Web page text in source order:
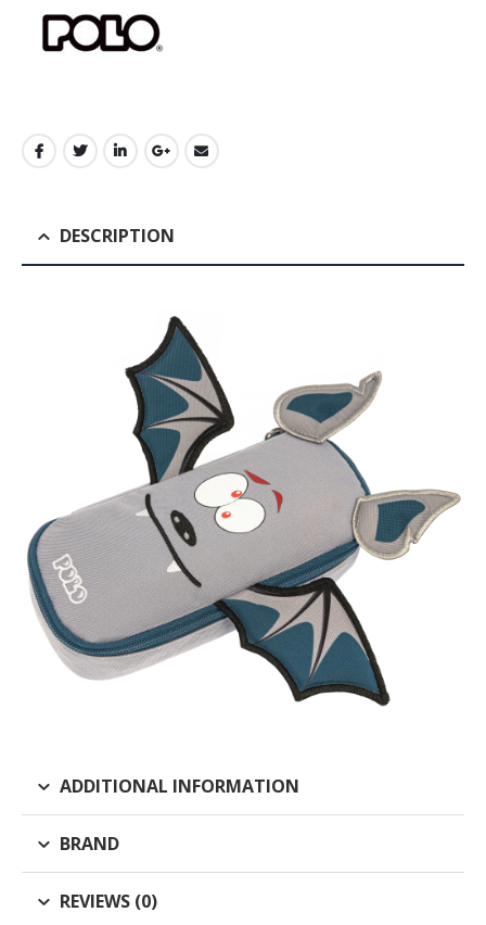
DESCRIPTION
ADDITIONAL INFORMATION
BRAND
REVIEWS (0)